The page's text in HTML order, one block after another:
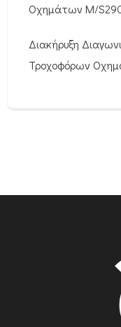
Οχημάτων M/
Διακήρυξη
Τροχοφόρων